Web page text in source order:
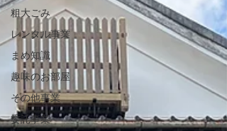
粗大ごみ
レンタル事業
まめ知識
趣味のお部屋
その他事業
委託事業